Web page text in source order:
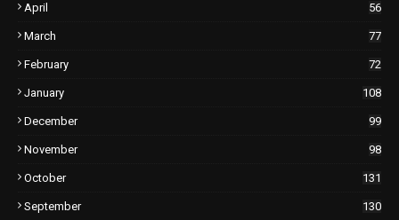
April 56
March 77
February 72
January 108
December 99
November 98
October 131
September 130